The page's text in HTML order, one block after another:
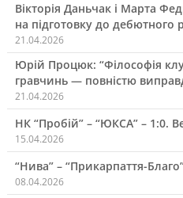
Вікторія Даньчак і Марта
на підготовку до дебютного
21.04.2026
Юрій Процюк: “Філософія
гравчинь — повністю
21.04.2026
НК “Пробій” – “ЮКСА” – 1:0.
15.04.2026
“Нива” – “Прикарпаття-
08.04.2026